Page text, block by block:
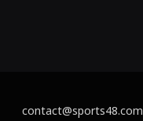
contact@sports48.com